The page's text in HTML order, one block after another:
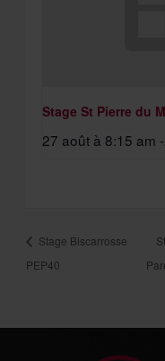
Stage St Pierre du
27 août à 8:15 am -
Stage Biscarrosse
PEP40